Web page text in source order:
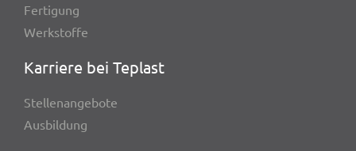
Ferti­gung
Werk­stoffe
Karriere bei Teplast
Stel­len­an­ge­bote
Ausbil­dung